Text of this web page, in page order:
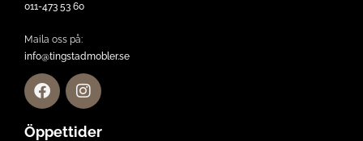
011-473 53 60
Maila oss på:
info@tingstadmobler.se
Öppettider